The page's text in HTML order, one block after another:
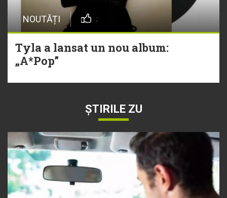
NOUTĂȚI
Tyla a lansat un nou album:
„A*Pop”
ȘTIRILE ZU